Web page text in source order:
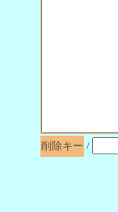
削除キー /